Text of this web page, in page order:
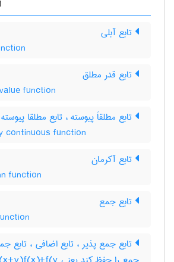
تابع آبلی
تابع قدر مطلق
function
تابع مطلقاَ پیوسته ، تابع مطلقا پیوسته
continuous function
تابع آکرمان
function
تابع جمع